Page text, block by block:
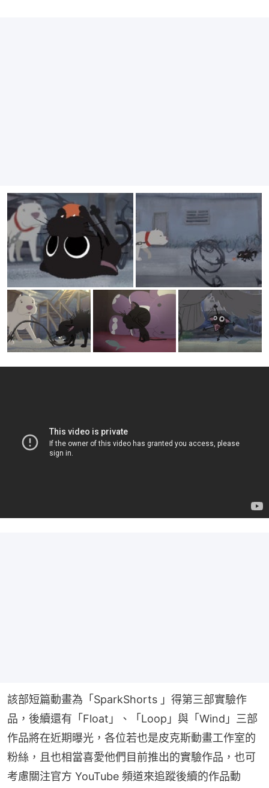
該部短篇動畫為「SparkShorts 」得第三部實驗作
品，後續還有「Float」、「Loop」與「Wind」三部
作品將在近期曝光，各位若也是皮克斯動畫工作室的
粉絲，且也相當喜愛他們目前推出的實驗作品，也可
考慮關注官方 YouTube 頻道來追蹤後續的作品動